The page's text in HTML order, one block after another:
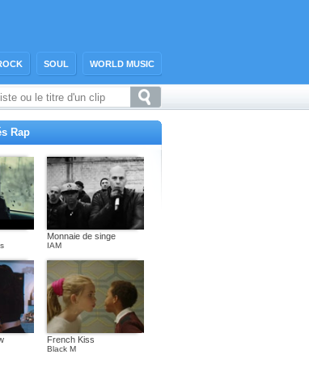
SOUL WORLD MUSIC
Rap
Monnaie de singe
IAM
French Kiss
Black M